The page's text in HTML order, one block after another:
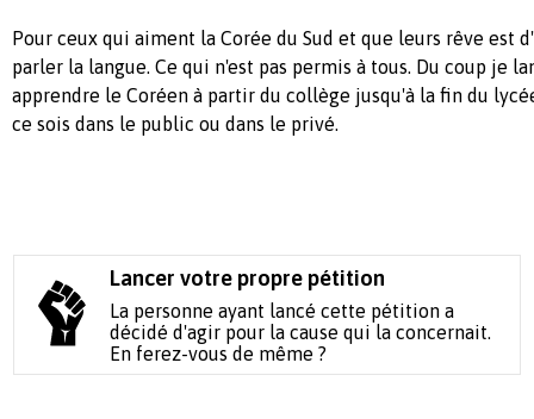
Pour ceux qui aiment la Corée du Sud et que leurs rêve est
parler la langue. Ce qui n'est pas permis à tous. Du coup je
apprendre le Coréen à partir du collège jusqu'à la fin du
ce sois dans le public ou dans le privé.
Lancer votre propre pétition
La personne ayant lancé cette pétition a
décidé d'agir pour la cause qui la concernait.
En ferez-vous de même ?